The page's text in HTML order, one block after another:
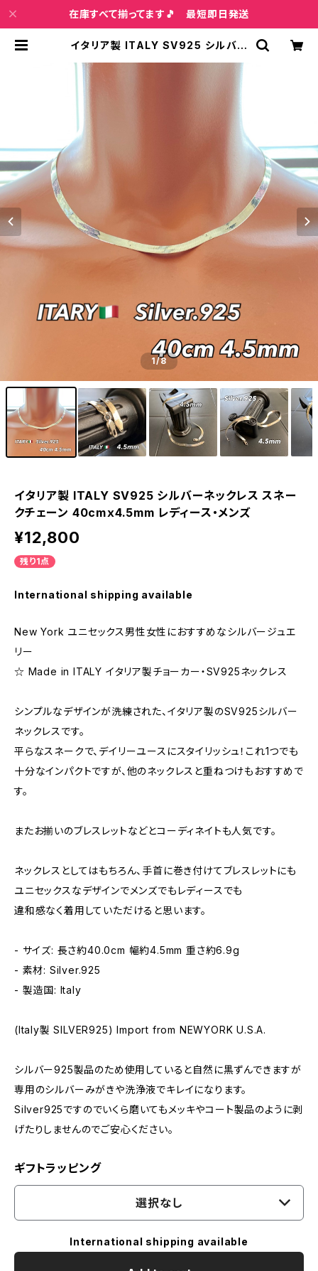
在庫すべて揃ってます🎵 最短即日発送
イタリア製 ITALY SV925 シルバー
ｘ4.5mm レディース・メンズ | イン
1/8
イタリア製 ITALY SV925 シルバーネックレス スネー
クチェーン 40cmｘ4.5mm レディース・メンズ
¥12,800
残り1点
International shipping available
New York ユニセックス男性女性におすすめなシルバージュエ
リー
☆ Made in ITALY イタリア製チョーカー・SV925ネックレス
シンプルなデザインが洗練された、イタリア製のSV925シルバー
ネックレスです。
平らなスネークで、デイリーユースにスタイリッシュ！これ1つでも
十分なインパクトですが、他のネックレスと重ねつけもおすすめで
す。
またお揃いのブレスレットなどとコーディネイトも人気です。
ネックレスとしてはもちろん、手首に巻き付けてブレスレットにも
ユニセックスなデザインでメンズでもレディースでも
違和感なく着用していただけると思います。
- サイズ: 長さ約40.0cm 幅約4.5mm 重さ約6.9g
- 素材: Silver.925
- 製造国: Italy
(Italy製 SILVER925) Import from NEWYORK U.S.A.
シルバー925製品のため使用していると自然に黒ずんできますが
専用のシルバーみがきや洗浄液でキレイになります。
Silver925ですのでいくら磨いてもメッキやコート製品のように剥
げたりしませんのでご安心ください。
ギフトラッピング
選択なし
International shipping available